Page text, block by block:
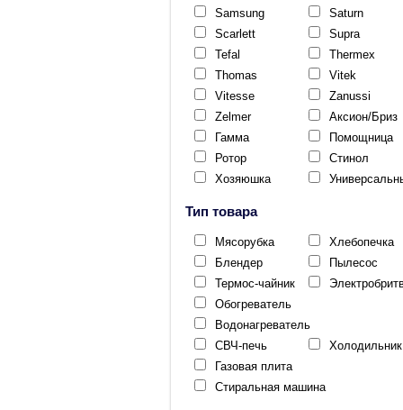
Samsung
Saturn
Scarlett
Supra
Tefal
Thermex
Thomas
Vitek
Vitesse
Zanussi
Zelmer
Аксион/Бриз
Гамма
Помощница
Ротор
Стинол
Хозяюшка
Тип товара
Мясорубка
Хлебопечка
Блендер
Пылесос
Термос-чайник
Обогреватель
Водонагреватель
СВЧ-печь
Холодильник
Газовая плита
Стиральная машина